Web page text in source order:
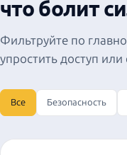
что болит
Фильтруйте по
упростить доступ
Все Безопасность